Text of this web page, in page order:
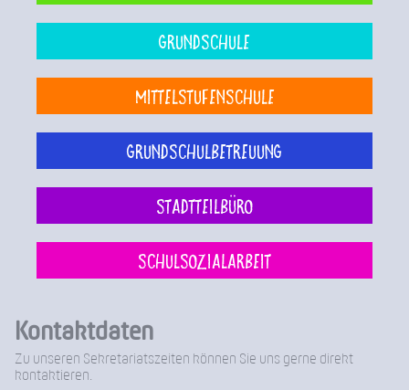
Grundschule
Mittelstufenschule
Grundschulbetreuung
Stadtteilbüro
Schulsozialarbeit
Kontaktdaten
Zu unseren Sekretariatszeiten können Sie uns gerne direkt
kontaktieren.